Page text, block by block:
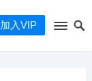
加入VIP